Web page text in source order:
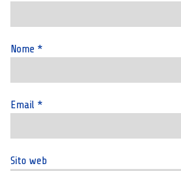
Nome *
Email *
Sito web